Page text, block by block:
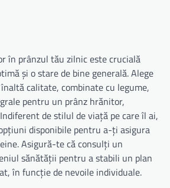
în prânzul tău zilnic este crucială
și o stare de bine generală. Alege
calitate, combinate cu legume,
pentru un prânz hrănitor,
de stilul de viață pe care îl ai,
disponibile pentru a-ți asigura
Asigură-te că consulți un
sănătății pentru a stabili un plan
în funcție de nevoile individuale.